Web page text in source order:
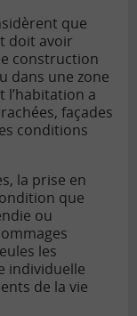
que
doit avoir
construction
dans une zone
l’habitation a
façades
conditions
la prise en
que
ou
les
individuelle
de la vie